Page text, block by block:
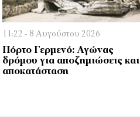
11:22 - 8 Αυγούστου 2026
Πόρτο Γερμενό: Αγώνας
δρόμου για αποζημιώσεις και
αποκατάσταση